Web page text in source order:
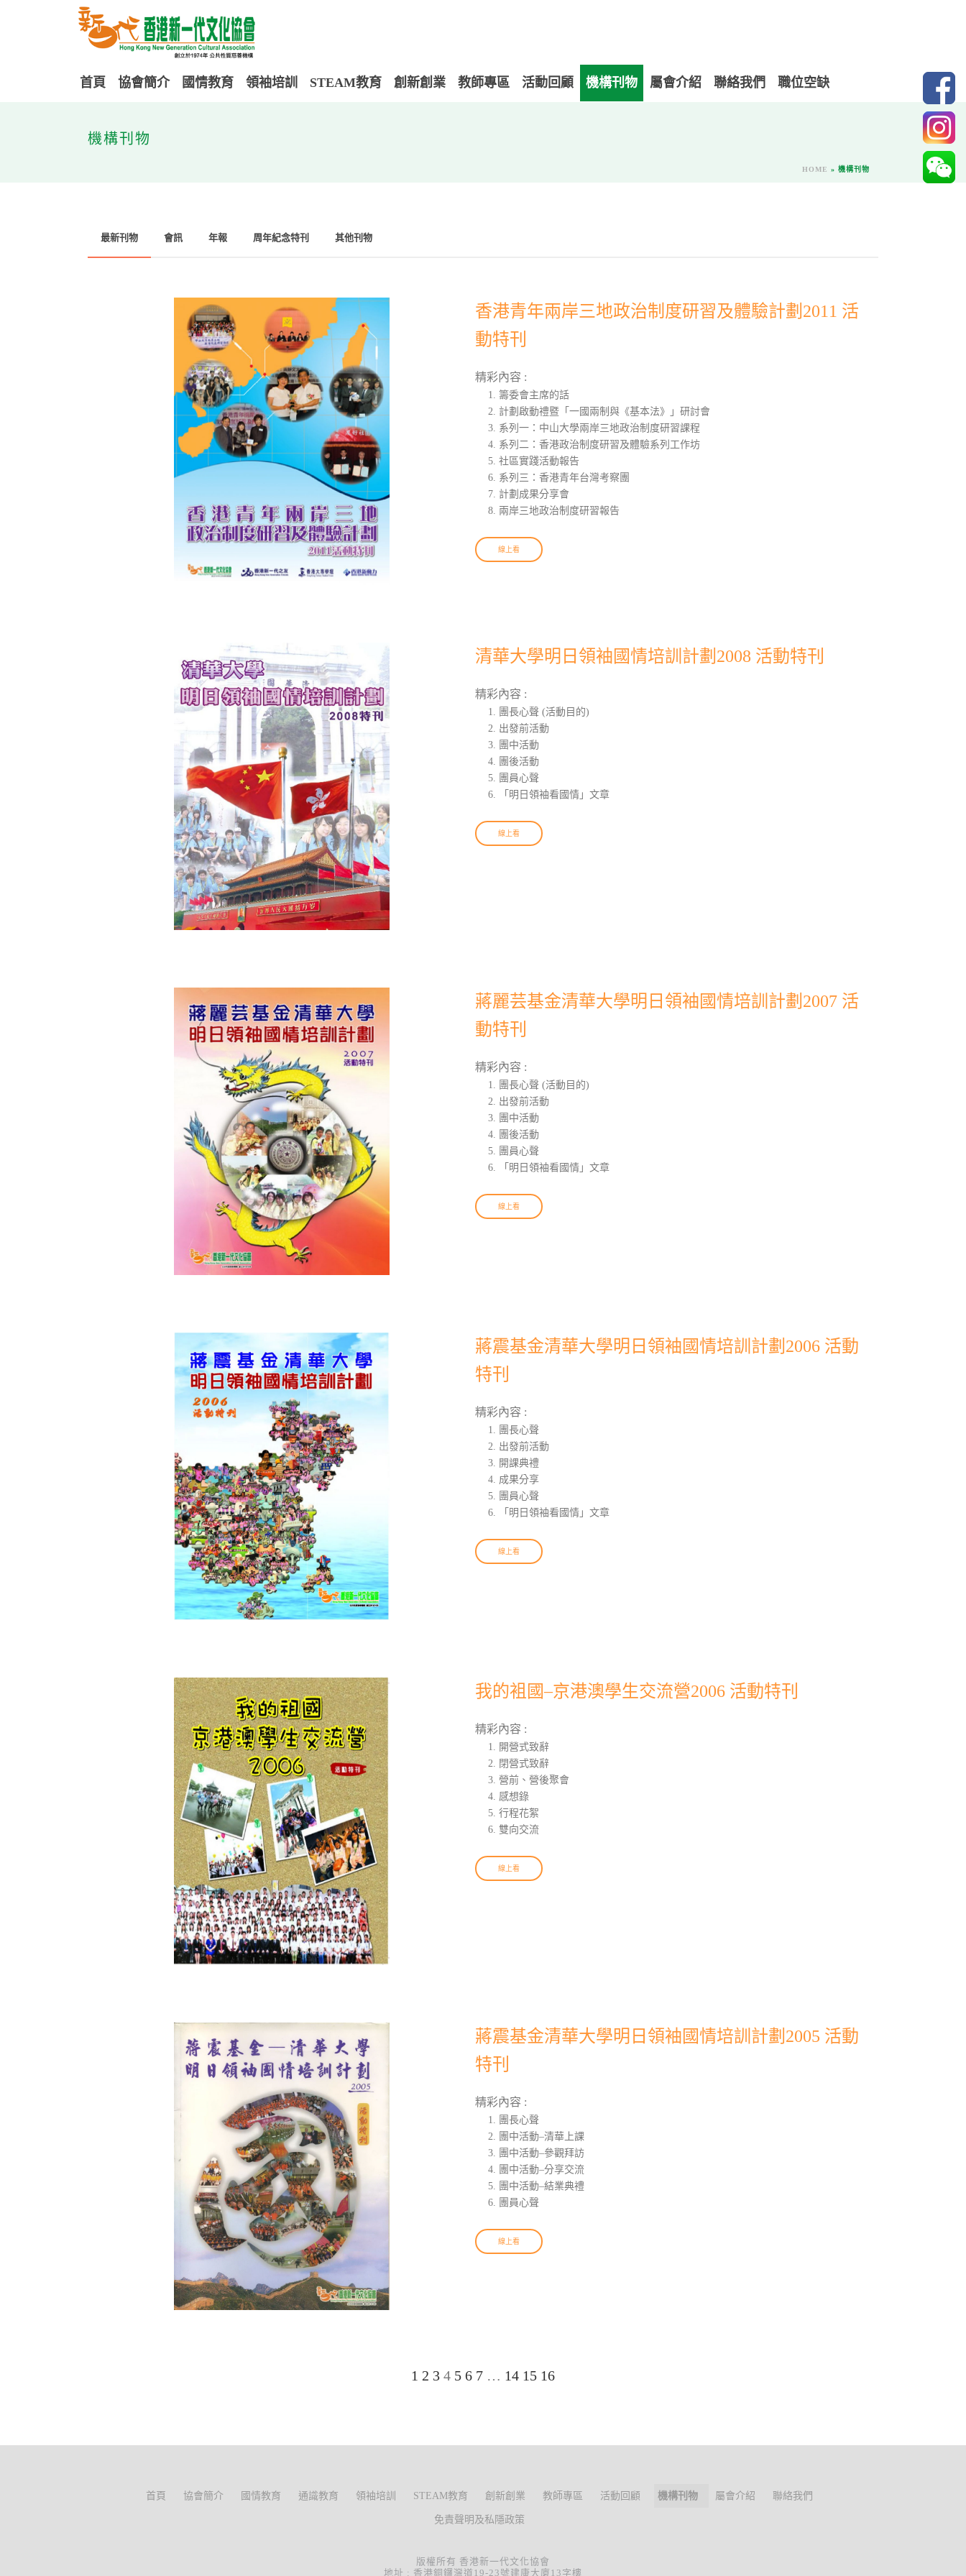
首頁 協會簡介 國情教育 領袖培訓 STEAM教育 創新創業 教師專區 活動回顧 機構刊物 屬會介紹 聯絡我們 職位空缺
機構刊物
HOME » 機構刊物
最新刊物 會訊 年報 周年紀念特刊 其他刊物
香港青年兩岸三地政治制度研習及體驗計劃2011 活
動特刊
精彩內容 :
籌委會主席的話
計劃啟動禮暨「一國兩制與《基本法》」研討會
系列一：中山大學兩岸三地政治制度研習課程
系列二：香港政治制度研習及體驗系列工作坊
社區實踐活動報告
系列三：香港青年台灣考察團
計劃成果分享會
兩岸三地政治制度研習報告
線上看
清華大學明日領袖國情培訓計劃2008 活動特刊
精彩內容 :
團長心聲 (活動目的)
出發前活動
團中活動
團後活動
團員心聲
「明日領袖看國情」文章
線上看
蔣麗芸基金清華大學明日領袖國情培訓計劃2007 活
動特刊
精彩內容 :
團長心聲 (活動目的)
出發前活動
團中活動
團後活動
團員心聲
「明日領袖看國情」文章
線上看
蔣震基金清華大學明日領袖國情培訓計劃2006 活動
特刊
精彩內容 :
團長心聲
出發前活動
開課典禮
成果分享
團員心聲
「明日領袖看國情」文章
線上看
我的袓國–京港澳學生交流營2006 活動特刊
精彩內容 :
開營式致辭
閉營式致辭
營前、營後聚會
感想錄
行程花絮
雙向交流
線上看
蔣震基金清華大學明日領袖國情培訓計劃2005 活動
特刊
精彩內容 :
團長心聲
團中活動–清華上課
團中活動–參觀拜訪
團中活動–分享交流
團中活動–結業典禮
團員心聲
線上看
1 2 3 4 5 6 7 … 14 15 16
首頁 協會簡介 國情教育 通識教育 領袖培訓 STEAM教育 創新創業 教師專區 活動回顧 機構刊物 屬會介紹 聯絡我們
免責聲明及私隱政策
版權所有 香港新一代文化協會
地址 : 香港銅鑼灣道19-23號建康大廈13字樓